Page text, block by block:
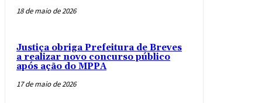
18 de maio de 2026
Justiça obriga Prefeitura de Breves
a realizar novo concurso público
após ação do MPPA
17 de maio de 2026